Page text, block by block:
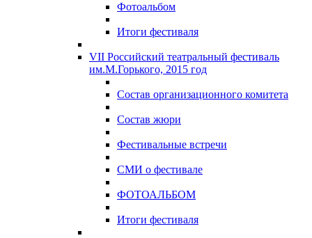
Фотоальбом
Итоги фестиваля
VII Российский театральный фестиваль
им.М.Горького, 2015 год
Состав организационного комитета
Состав жюри
Фестивальные встречи
СМИ о фестивале
ФОТОАЛЬБОМ
Итоги фестиваля